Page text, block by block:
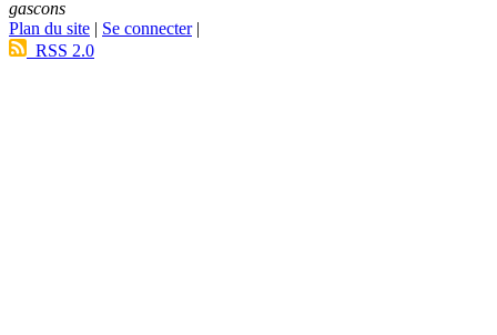
gascons
Plan du site | Se connecter|
RSS 2.0